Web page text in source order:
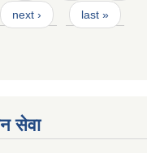
next › last »
सेवा